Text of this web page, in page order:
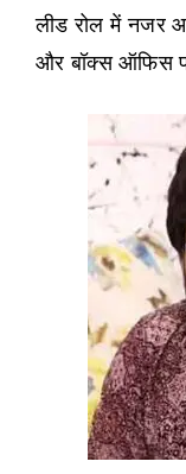
लीड रोल में नजर
और बॉक्स ऑफिस